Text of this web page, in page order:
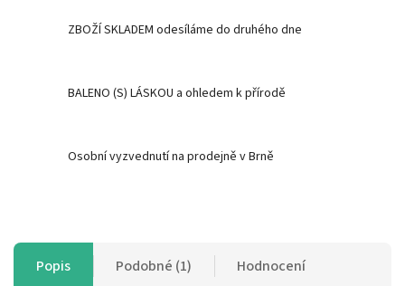
ZBOŽÍ SKLADEM odesíláme do druhého dne
BALENO (S) LÁSKOU a ohledem k přírodě
Osobní vyzvednutí na prodejně v Brně
Popis Podobné (1) Hodnocení